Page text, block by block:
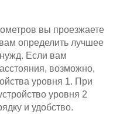
вы проезжаете
определить лучшее
Если вам
возможно,
уровня 1. При
уровня 2
и удобство.